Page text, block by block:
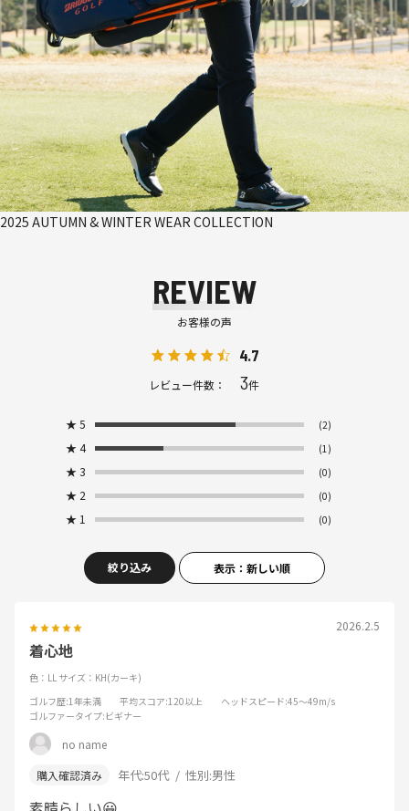
2025 AUTUMN & WINTER WEAR COLLECTION
REVIEW
お客様の声
4.7
レビュー件数： 3件
★ 5 (2)
★ 4 (1)
★ 3 (0)
★ 2 (0)
★ 1 (0)
絞り込み 表示：新しい順
2026.2.5
着心地
色：LL サイズ：KH(カーキ)
ゴルフ歴:1年未満 平均スコア:120以上 ヘッドスピード:45～49m/s
ゴルファータイプ:ビギナー
no name
年代:50代 性別:男性